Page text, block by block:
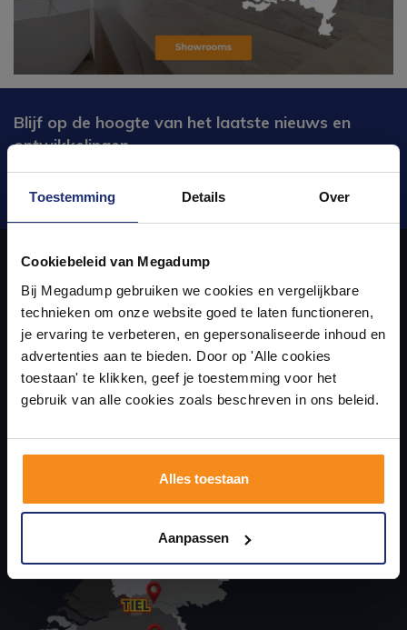
Toestemming Details Over
Cookiebeleid van Megadump
Bij Megadump gebruiken we cookies en vergelijkbare
technieken om onze website goed te laten functioneren,
je ervaring te verbeteren, en gepersonaliseerde inhoud en
advertenties aan te bieden. Door op 'Alle cookies
toestaan' te klikken, geef je toestemming voor het
gebruik van alle cookies zoals beschreven in ons beleid.
Alles toestaan
Aanpassen
Blijf op de hoogte van het laatste nieuws en
ontwikkelingen
Over ons
uw sanitair en tegelwinkel in Eindhoven waar u niet alleen in onze
showroom terecht kunt voor badkamertegels en sanitair, maar ook
via de online winkel kan bestellen!
badkamers in onze 1000 m²
showroom
Laat je inspireren door 21 volledig ingerichte
badkameropstellingen – van compact tot luxe. Onze
ervaren adviseurs helpen je persoonlijk, en je vindt
tegels & sanitair direct uit voorraad. Gratis parkeren
op eigen terrein.
Kom langs en ervaar zelf het verschil!